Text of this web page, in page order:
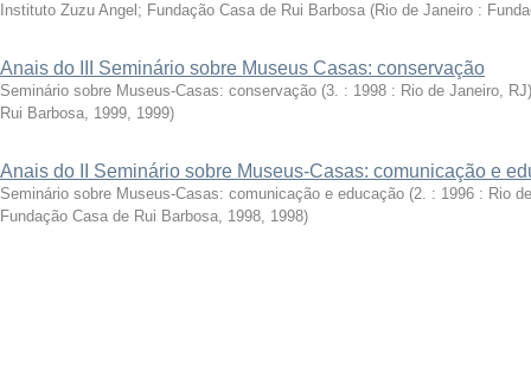
Instituto Zuzu Angel; Fundação Casa de Rui Barbosa (Rio de Janeiro :
Anais do III Seminário sobre Museus Casas: conservação
Seminário sobre Museus-Casas: conservação (3. : 1998 : Rio de Janeiro, RJ)
Rui Barbosa, 1999, 1999)
Anais do II Seminário sobre Museus-Casas: comunicação e
Seminário sobre Museus-Casas: comunicação e educação (2. : 1996 : Rio
Fundação Casa de Rui Barbosa, 1998, 1998)